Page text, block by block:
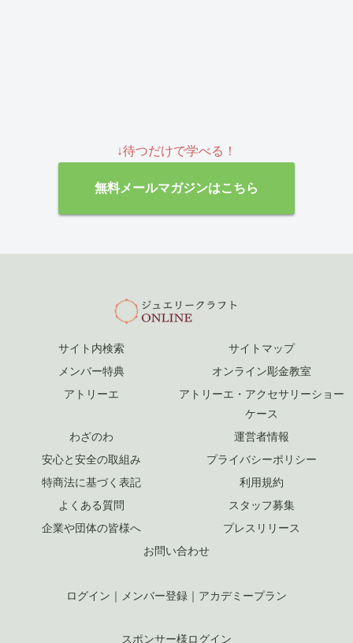
↓待つだけで学べる！
無料メールマガジンはこちら
サイト内検索
サイトマップ
メンバー特典
オンライン彫金教室
アトリーエ
アトリーエ・アクセサリーショー
ケース
わざのわ
運営者情報
安心と安全の取組み
プライバシーポリシー
特商法に基づく表記
利用規約
よくある質問
スタッフ募集
企業や団体の皆様へ
プレスリリース
お問い合わせ
ログイン ｜ メンバー登録 ｜ アカデミープラン
スポンサー様ログイン